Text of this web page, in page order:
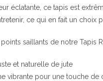
éclatante, ce tapis est
ce qui en fait un choix
saillants de notre Tapis
et naturelle de jute
vibrante pour une touche de